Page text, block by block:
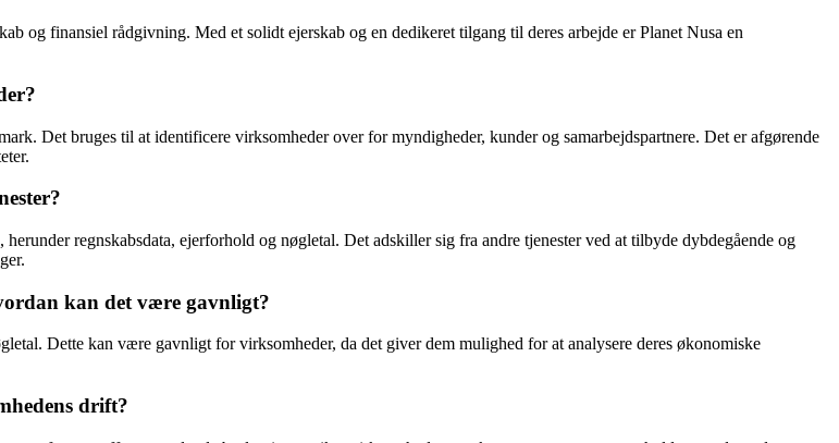
og finansiel rådgivning. Med et solidt ejerskab og en dedikeret tilgang til deres arbejde er Planet Nusa en
Det bruges til at identificere virksomheder over for myndigheder, kunder og samarbejdspartnere. Det er afgørende
regnskabsdata, ejerforhold og nøgletal. Det adskiller sig fra andre tjenester ved at tilbyde dybdegående og
kan det være gavnligt?
Dette kan være gavnligt for virksomheder, da det giver dem mulighed for at analysere deres økonomiske
drift?